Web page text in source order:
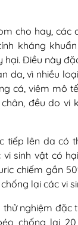
cho hay, các
kháng
hại. Điều này
da, vì nhiều
cá, viêm mô
đều do vi
tiếp lên da có
vi sinh vật có
chiếm gần
lại các vi
thử nghiệm đặc
chống lại 20